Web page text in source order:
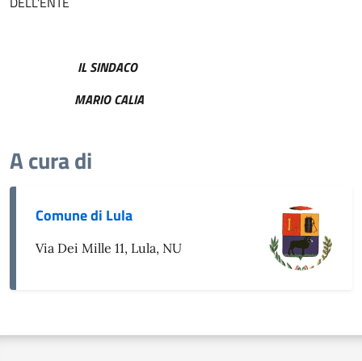
IL SINDACO
MARIO CALIA
A cura di
Comune di Lula
Via Dei Mille 11, Lula, NU